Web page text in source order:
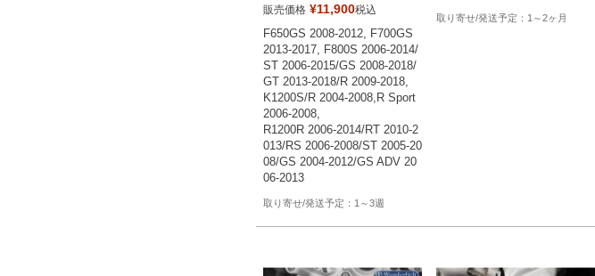
販売価格 ¥11,900税込
F650GS 2008-2012, F700GS
2013-2017, F800S 2006-2014/
ST 2006-2015/GS 2008-2018/
GT 2013-2018/R 2009-2018,
K1200S/R 2004-2008,R Sport
2006-2008,
R1200R 2006-2014/RT 2010-2
013/RS 2006-2008/ST 2005-20
08/GS 2004-2012/GS ADV 20
1～3週
1～2ヶ月